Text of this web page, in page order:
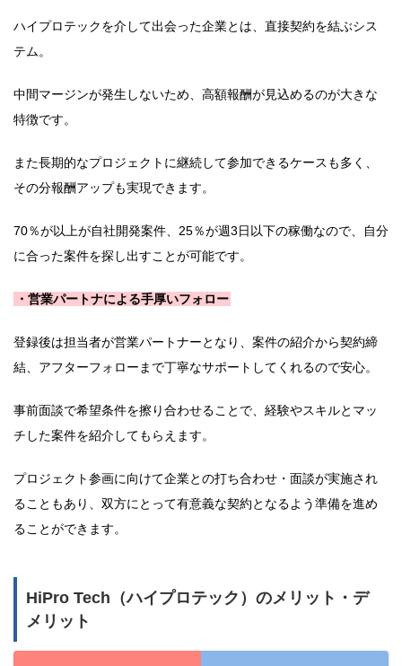
ハイプロテックを介して出会った企業とは、直接契約を結ぶシス
テム。
中間マージンが発生しないため、高額報酬が見込めるのが大きな
特徴です。
また長期的なプロジェクトに継続して参加できるケースも多く、
その分報酬アップも実現できます。
70％が以上が自社開発案件、25％が週3日以下の稼働なので、自分
に合った案件を探し出すことが可能です。
・営業パートナによる手厚いフォロー
登録後は担当者が営業パートナーとなり、案件の紹介から契約締
結、アフターフォローまで丁寧なサポートしてくれるので安心。
事前面談で希望条件を擦り合わせることで、経験やスキルとマッ
チした案件を紹介してもらえます。
プロジェクト参画に向けて企業との打ち合わせ・面談が実施され
ることもあり、双方にとって有意義な契約となるよう準備を進め
ることができます。
HiPro Tech（ハイプロテック）のメリット・デ
メリット